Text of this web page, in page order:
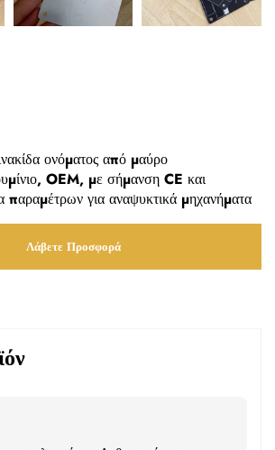
ονόματος από μαύρο
OEM, με σήμανση CE και
παραμέτρων για αναψυκτικά μηχανήματα
Λάβετε Προσφορά